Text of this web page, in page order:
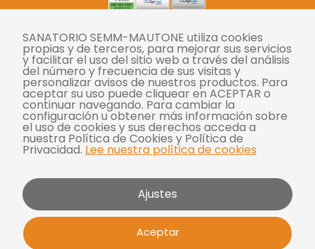
Instagram
Facebook
Twitter
YouTube
LinkedIn
Tasas
Derechos y deberes
Compliance
Términos y condiciones
Políticas de privacidad
Política de cookies
SANATORIO SEMM-MAUTONE utiliza cookies
propias y de terceros, para mejorar sus servicios
y facilitar el uso del sitio web a través del análisis
del número y frecuencia de sus visitas y
personalizar avisos de nuestros productos. Para
aceptar su uso puede cliquear en ACEPTAR o
continuar navegando. Para cambiar la
configuración u obtener más información sobre
el uso de cookies y sus derechos acceda a
nuestra Política de Cookies y Política de
Privacidad. Lee nuestra política de cookies
Ajustes
Aceptar